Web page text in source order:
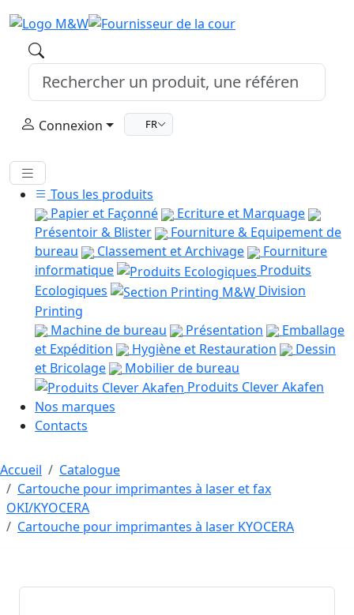
Connexion FR
Tous les produits
Papier et Façonné
Ecriture et Marquage
Présentoir & Blister
Fourniture & Equipement de
bureau
Classement et Archivage
Fourniture
informatique
Produits
Ecologiques
Division
Printing
Machine de bureau
Présentation
Emballage
et Expédition
Hygiène et Restauration
Dessin
et Bricolage
Mobilier de bureau
Produits Clever Akafen
Nos marques
Contacts
Accueil
Catalogue
Cartouche pour imprimantes à laser et fax
OKI/KYOCERA
Cartouche pour imprimantes à laser KYOCERA